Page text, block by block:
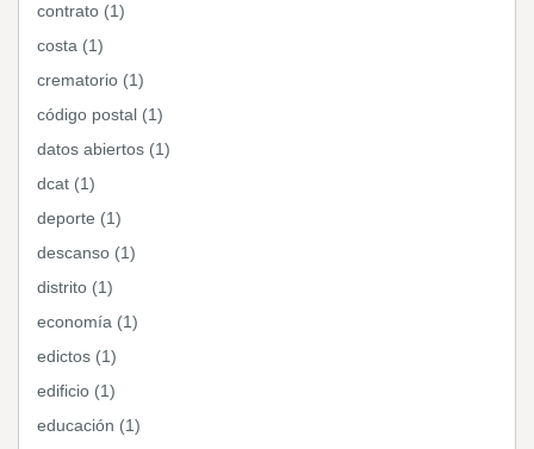
contrato (1)
costa (1)
crematorio (1)
código postal (1)
datos abiertos (1)
dcat (1)
deporte (1)
descanso (1)
distrito (1)
economía (1)
edictos (1)
edificio (1)
educación (1)